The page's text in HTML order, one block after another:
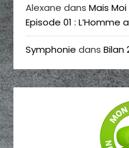
Alexane dansMais Moi
Episode 01 : L’Homme
Symphonie dansBilan